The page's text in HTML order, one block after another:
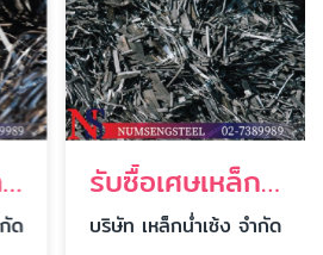
รับซื้อเศษเหล็กเก่า
ด
รับซื้อเศษเหล็กงานรื้อถอน
บริษัท เหล็กน่ำเซ้ง จำกัด